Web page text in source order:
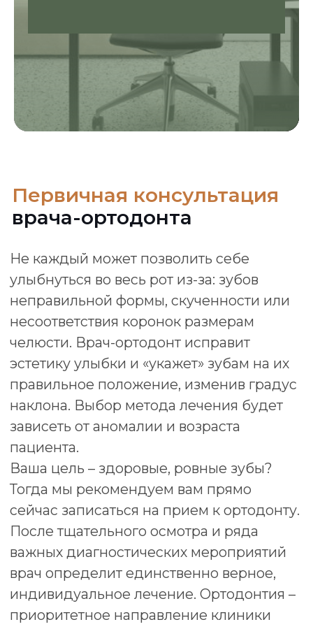
Консультация врача-ортодонта
нужна пациентам с:
отклонениями от нормы смыкания
челюстей;
зубами неправильной формы или
неправильного положения;
неправильным прикусом;
скученностью или разреженностью
зубов;
щелчками в челюсти при
преждевременной потерей зубов
(зуба);
(дыханием через рот);
травмой челюсти, зуба;
щеки;
дефектами речи;
прорезывания молочных зубов;
прорезыванием зубов вне зубного
досрочным удалением временных
приоритетное направление клиники